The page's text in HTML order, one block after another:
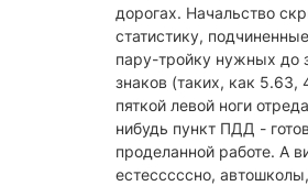
дорогах. Начальство
статистику,
пару-тройку нужных до
знаков (таких, как 5.63,
пяткой левой ноги
нибудь пункт ПДД -
проделанной работе. А
естесссссно,